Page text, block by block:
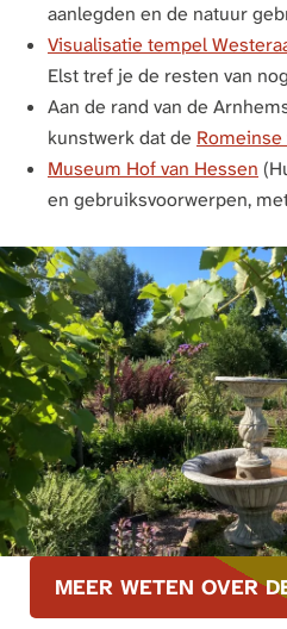
aanlegden en de natuur
Visualisatie tempel
Elst tref je de resten van
Aan de rand van de
kunstwerk dat de Romeinse
Museum Hof van Hessen
en gebruiksvoorwerpen,
MEER WETEN OVER